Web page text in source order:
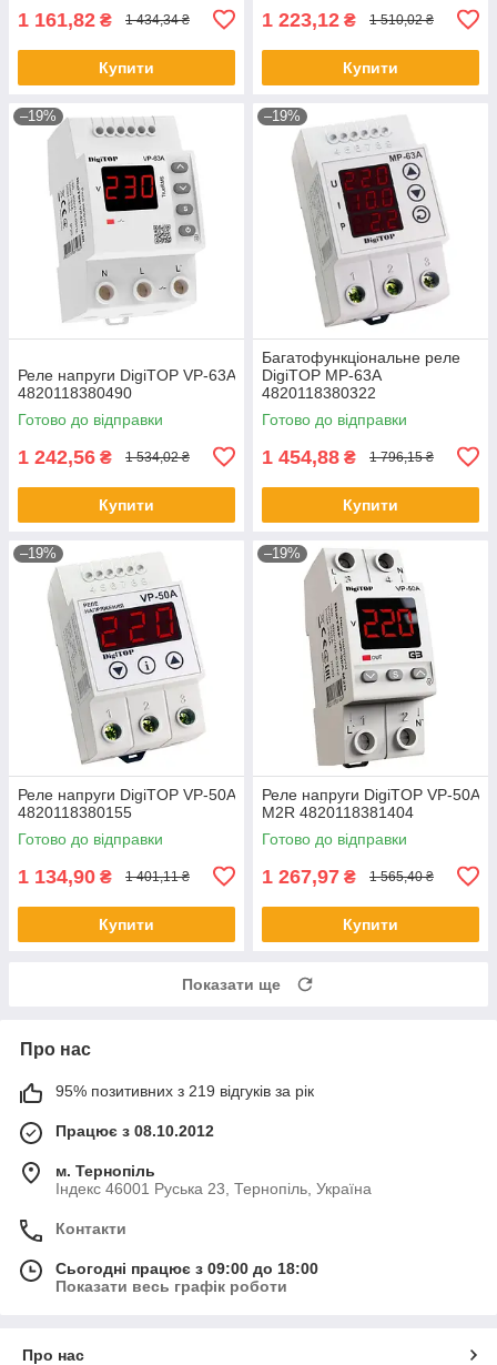
1 161,82 ₴ 1 434,34 ₴
Купити
1 223,12 ₴ 1 510,02 ₴
Купити
–19%
Реле напруги DigiTOP VP-63A
4820118380490
Готово до відправки
1 242,56 ₴ 1 534,02 ₴
Купити
–19%
Багатофункціональне реле
DigiTOP МР-63А
4820118380322
Готово до відправки
1 454,88 ₴ 1 796,15 ₴
Купити
–19%
Реле напруги DigiTOP VP-50A
4820118380155
Готово до відправки
1 134,90 ₴ 1 401,11 ₴
Купити
–19%
Реле напруги DigiTOP VP-50A
M2R 4820118381404
Готово до відправки
1 267,97 ₴ 1 565,40 ₴
Купити
Показати ще
Про нас
95% позитивних з 219 відгуків за рік
Працює з 08.10.2012
м. Тернопіль
Індекс 46001 Руська 23, Тернопіль, Україна
Контакти
Сьогодні працює з 09:00 до 18:00
Показати весь графік роботи
Про нас